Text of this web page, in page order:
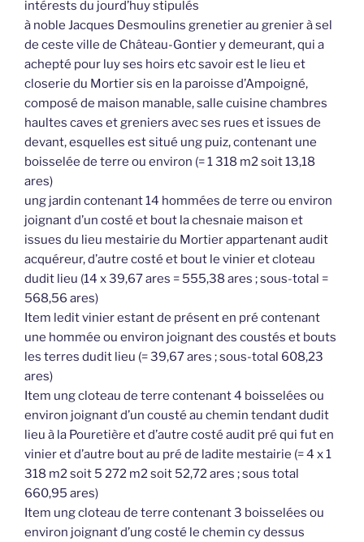
intérests du jourd’huy stipulés
à noble Jacques Desmoulins grenetier au grenier à sel
de ceste ville de Château-Gontier y demeurant, qui a
achepté pour luy ses hoirs etc savoir est le lieu et
closerie du Mortier sis en la paroisse d’Ampoigné,
composé de maison manable, salle cuisine chambres
haultes caves et greniers avec ses rues et issues de
devant, esquelles est situé ung puiz, contenant une
boisselée de terre ou environ (= 1 318 m2 soit 13,18
ares)
ung jardin contenant 14 hommées de terre ou environ
joignant d’un costé et bout la chesnaie maison et
issues du lieu mestairie du Mortier appartenant audit
acquéreur, d’autre costé et bout le vinier et cloteau
dudit lieu (14 x 39,67 ares = 555,38 ares ; sous-total =
568,56 ares)
Item ledit vinier estant de présent en pré contenant
une hommée ou environ joignant des coustés et bouts
les terres dudit lieu (= 39,67 ares ; sous-total 608,23
ares)
Item ung cloteau de terre contenant 4 boisselées ou
environ joignant d’un cousté au chemin tendant dudit
lieu à la Pouretière et d’autre costé audit pré qui fut en
vinier et d’autre bout au pré de ladite mestairie (= 4 x 1
318 m2 soit 5 272 m2 soit 52,72 ares ; sous total
660,95 ares)
Item ung cloteau de terre contenant 3 boisselées ou
environ joignant d’ung costé le chemin cy dessus